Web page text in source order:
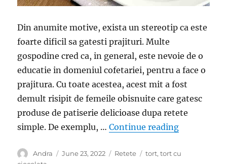
Din anumite motive, exista un stereotip ca este
foarte dificil sa gatesti prajituri. Multe
gospodine cred ca, in general, este nevoie de o
educatie in domeniul cofetariei, pentru a face o
prajitura. Cu toate acestea, acest mit a fost
demult risipit de femeile obisnuite care gatesc
produse de patiserie delicioase dupa retete
simple. De exemplu, …Continue reading“Tort
Author
Andra
Posted
June 23, 2022 Categories
Retete Tags
tort,tort cu